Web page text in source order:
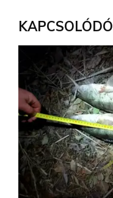
KAPCSOLÓDÓ